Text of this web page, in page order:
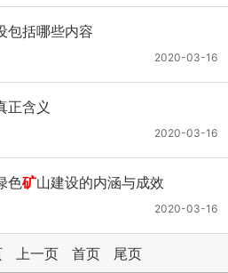
包括哪些内容
2020-03-16
正含义
2020-03-16
色矿山建设的内涵与成效
2020-03-16
上一页 首页 尾页